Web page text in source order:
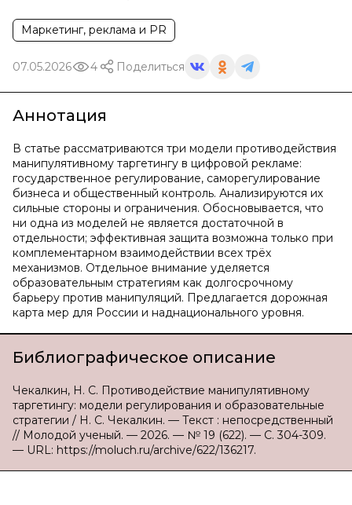
Маркетинг, реклама и PR
07.05.2026 4 Поделиться
Аннотация
В статье рассматриваются три модели противодействия
манипулятивному таргетингу в цифровой рекламе:
государственное регулирование, саморегулирование
бизнеса и общественный контроль. Анализируются их
сильные стороны и ограничения. Обосновывается, что
ни одна из моделей не является достаточной в
отдельности; эффективная защита возможна только при
комплементарном взаимодействии всех трёх
механизмов. Отдельное внимание уделяется
образовательным стратегиям как долгосрочному
барьеру против манипуляций. Предлагается дорожная
карта мер для России и наднационального уровня.
Библиографическое описание
Чекалкин, Н. С. Противодействие манипулятивному
таргетингу: модели регулирования и образовательные
стратегии / Н. С. Чекалкин. — Текст : непосредственный
// Молодой ученый. — 2026. — № 19 (622). — С. 304-309.
— URL: https://moluch.ru/archive/622/136217.